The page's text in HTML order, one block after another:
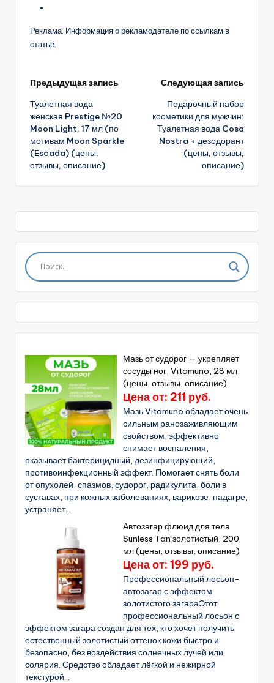
Реклама. Информация о рекламодателе по ссылкам в
статье.
Навигация
записи
Предыдущая запись
Туалетная вода
женская Prestige №20
Moon Light, 17 мл (по
мотивам Moon Sparkle
(Escada) (цены,
отзывы, описание)
Следующая запись
Подарочный набор
косметики для мужчин:
Туалетная вода Cosa
Nostra + дезодорант
(цены, отзывы,
описание)
Мазь от судорог — укрепляет
сосуды ног, Vitamuno, 28 мл
(цены, отзывы, описание)
Цена от: 211 руб.
Мазь Vitamuno обладает очень
сильным ранозаживляющим
свойством, эффективно
снимает воспаления,
оказывает бактерицидный, дезинфицирующий,
противоинфекционный эффект. Помогает снять боли
от опухолей, спазмов, судорог, радикулита, боли в
суставах, при кожных заболеваниях, варикозе, падагре,
устраняет...
Автозагар флюид для тела
Sunless Tan золотистый, 200
мл (цены, отзывы, описание)
Цена от: 199 руб.
Профессиональный лосьон-
автозагар с эффектом
золотистого загараЭтот
профессиональный лосьон с
эффектом загара создан для тех, кто хочет получить
естественный золотистый оттенок кожи быстро и
безопасно, без воздействия солнечных лучей или
солярия. Средство обладает лёгкой и нежирной
текстурой...